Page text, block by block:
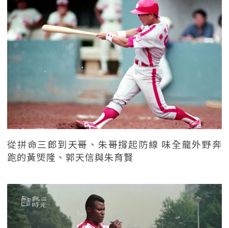
從拼命三郎到天哥、朱哥撐起防線 味全龍外野奔
跑的黃煚隆、郭天信與朱育賢